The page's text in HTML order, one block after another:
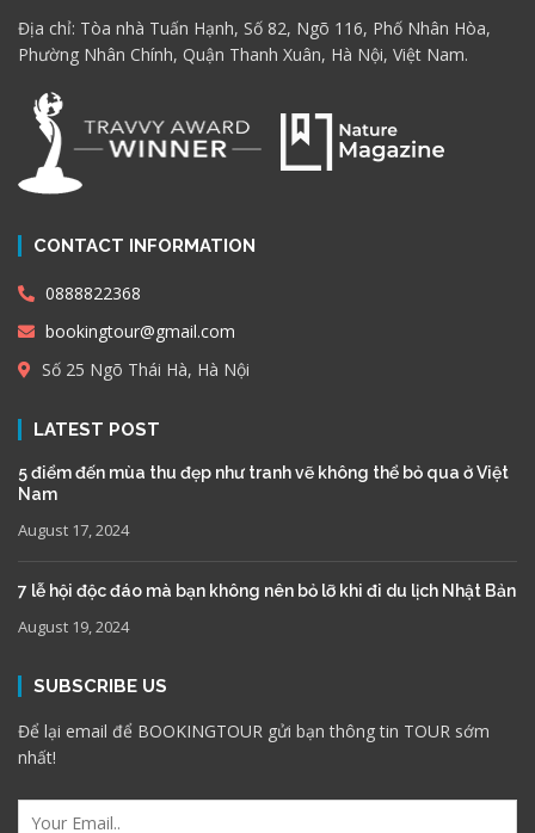
Địa chỉ: Tòa nhà Tuấn Hạnh, Số 82, Ngõ 116, Phố Nhân Hòa,
Phường Nhân Chính, Quận Thanh Xuân, Hà Nội, Việt Nam.
CONTACT INFORMATION
0888822368
bookingtour@gmail.com
Số 25 Ngõ Thái Hà, Hà Nội
LATEST POST
5 điểm đến mùa thu đẹp như tranh vẽ không thể bỏ qua ở Việt
Nam
August 17, 2024
7 lễ hội độc đáo mà bạn không nên bỏ lỡ khi đi du lịch Nhật Bản
August 19, 2024
SUBSCRIBE US
Để lại email để BOOKINGTOUR gửi bạn thông tin TOUR sớm
nhất!